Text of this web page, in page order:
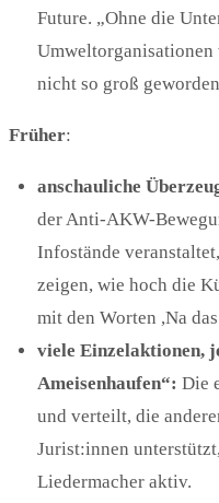
Future. „Ohne die
Umweltorganisationen
nicht so groß
Früher:
anschauliche
der Anti-AKW-
Infostände
zeigen, wie hoch die
mit den Worten ,Na
viele Einzelaktionen,
Ameisenhaufen“: Die
und verteilt, die
Jurist:innen
Liedermacher aktiv.